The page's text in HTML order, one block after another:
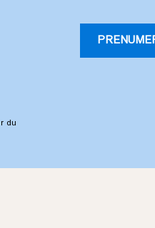
du